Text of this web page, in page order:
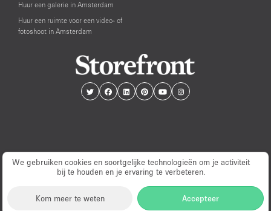
We gebruiken cookies en soortgelijke technologieën om je activiteit
bij te houden en je ervaring te verbeteren.
Kom meer te weten Accepteer
Huur een galerie in Amsterdam
Huur een ruimte voor een video- of
fotoshoot in Amsterdam
EAA Licence Number: C-075131